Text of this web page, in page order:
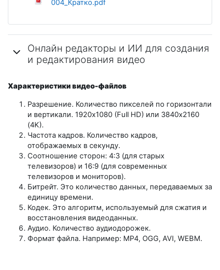
004_Кратко.pdf
Онлайн редакторы и ИИ для создания
и редактирования видео
Характеристики видео-файлов
Разрешение. Количество пикселей по горизонтали
и вертикали. 1920x1080 (Full HD) или 3840x2160
(4K).
Частота кадров. Количество кадров,
отображаемых в секунду.
Соотношение сторон: 4:3 (для старых
телевизоров) и 16:9 (для современных
телевизоров и мониторов).
Битрейт. Это количество данных, передаваемых за
единицу времени.
Кодек. Это алгоритм, используемый для сжатия и
восстановления видеоданных.
Аудио. Количество аудиодорожек.
Формат файла. Например: MP4, OGG, AVI, WEBM.